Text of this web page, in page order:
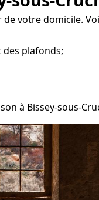
votre domicile.
des plafonds;
à Bissey-sous-